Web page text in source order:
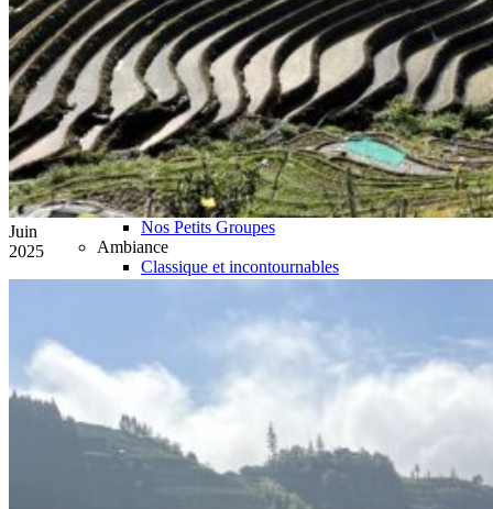
Chongqing 重庆
Guangxi 广西
Guizhou 贵州
Hubei
Sichuan 四川
Tibet 西藏
Yunnan 云南
Circuits
Organisation
Circuits sur mesure
Nos Petits Groupes
Ambiance
Classique et incontournables
Famille et enfants
Luxe et exception
Où et quand partir ?
Printemps
Eté
Automne
Juin
2025